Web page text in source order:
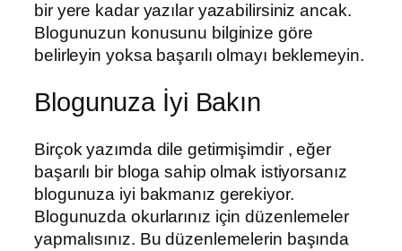
bir yere kadar yazılar yazabilirsiniz ancak.
Blogunuzun konusunu bilginize göre
belirleyin yoksa başarılı olmayı beklemeyin.
Blogunuza İyi Bakın
Birçok yazımda dile getirmişimdir , eğer
başarılı bir bloga sahip olmak istiyorsanız
blogunuza iyi bakmanız gerekiyor.
Blogunuzda okurlarınız için düzenlemeler
yapmalısınız. Bu düzenlemelerin başında